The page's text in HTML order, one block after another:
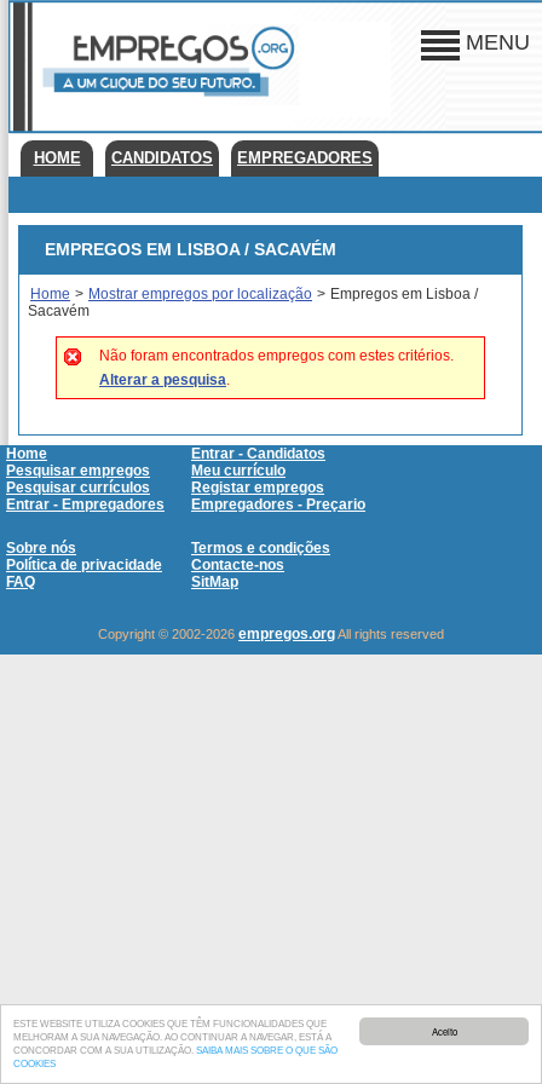
Aceito
ESTE WEBSITE UTILIZA COOKIES QUE TÊM FUNCIONALIDADES QUE
MELHORAM A SUA NAVEGAÇÃO. AO CONTINUAR A NAVEGAR, ESTÁ A
CONCORDAR COM A SUA UTILIZAÇÃO. SAIBA MAIS SOBRE O QUE SÃO
COOKIES
MENU
HOME CANDIDATOS EMPREGADORES
EMPREGOS EM LISBOA / SACAVÉM
Home > Mostrar empregos por localização > Empregos em Lisboa /
Sacavém
Não foram encontrados empregos com estes critérios.
Alterar a pesquisa.
Home
Entrar - Candidatos
Pesquisar empregos
Meu currículo
Pesquisar currículos
Registar empregos
Entrar - Empregadores
Empregadores - Preçario
Sobre nós
Termos e condições
Política de privacidade
Contacte-nos
FAQ
SitMap
Copyright © 2002-2026 empregos.orgAll rights reserved